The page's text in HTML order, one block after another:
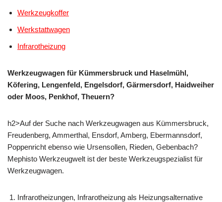
Werkzeugkoffer
Werkstattwagen
Infrarotheizung
Werkzeugwagen für Kümmersbruck und Haselmühl,
Köfering, Lengenfeld, Engelsdorf, Gärmersdorf, Haidweiher
oder Moos, Penkhof, Theuern?
h2>Auf der Suche nach Werkzeugwagen aus Kümmersbruck,
Freudenberg, Ammerthal, Ensdorf, Amberg, Ebermannsdorf,
Poppenricht ebenso wie Ursensollen, Rieden, Gebenbach?
Mephisto Werkzeugwelt ist der beste Werkzeugspezialist für
Werkzeugwagen.
Infrarotheizungen, Infrarotheizung als Heizungsalternative